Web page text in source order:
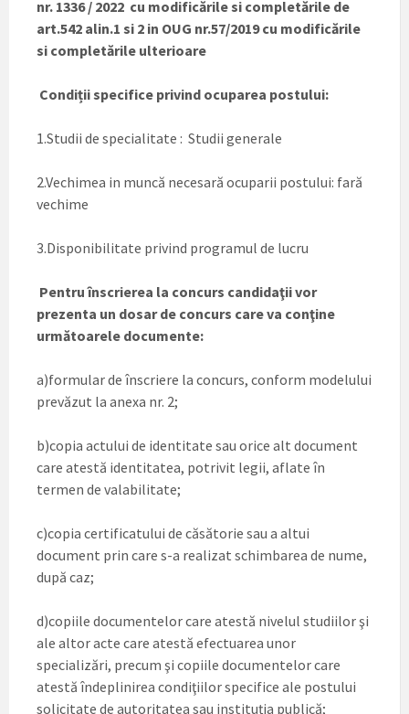
nr. 1336 / 2022 cu modificările si completările de
art.542 alin.1 si 2 in OUG nr.57/2019 cu modificările
si completările ulterioare
Condiții specifice privind ocuparea postului:
1.Studii de specialitate : Studii generale
2.Vechimea in muncă necesară ocuparii postului: fară
vechime
3.Disponibilitate privind programul de lucru
Pentru înscrierea la concurs candidaţii vor
prezenta un dosar de concurs care va conţine
următoarele documente:
a)formular de înscriere la concurs, conform modelului
prevăzut la anexa nr. 2;
b)copia actului de identitate sau orice alt document
care atestă identitatea, potrivit legii, aflate în
termen de valabilitate;
c)copia certificatului de căsătorie sau a altui
document prin care s-a realizat schimbarea de nume,
după caz;
d)copiile documentelor care atestă nivelul studiilor şi
ale altor acte care atestă efectuarea unor
specializări, precum şi copiile documentelor care
atestă îndeplinirea condiţiilor specifice ale postului
solicitate de autoritatea sau instituţia publică;